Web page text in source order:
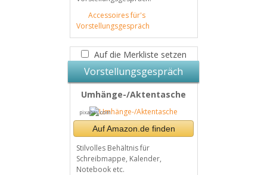
Accessoires für's
Vorstellungsgespräch
Auf die Merkliste setzen
Vorstellungsgespräch
Umhänge-/Aktentasche
pixabay.com
Auf Amazon.de finden
Stilvolles Behältnis für
Schreibmappe, Kalender,
Notebook etc.